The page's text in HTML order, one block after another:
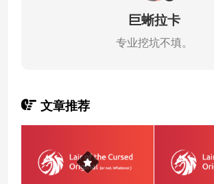
巨蜥拉卡
专业挖坑不填。
文章推荐